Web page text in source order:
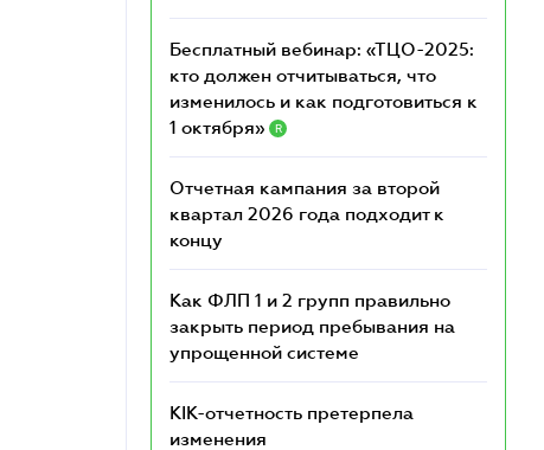
Бесплатный вебинар: «ТЦО-2025:
кто должен отчитываться, что
изменилось и как подготовиться к
1 октября»
R
Отчетная кампания за второй
квартал 2026 года подходит к
концу
Как ФЛП 1 и 2 групп правильно
закрыть период пребывания на
упрощенной системе
КІК-отчетность претерпела
изменения